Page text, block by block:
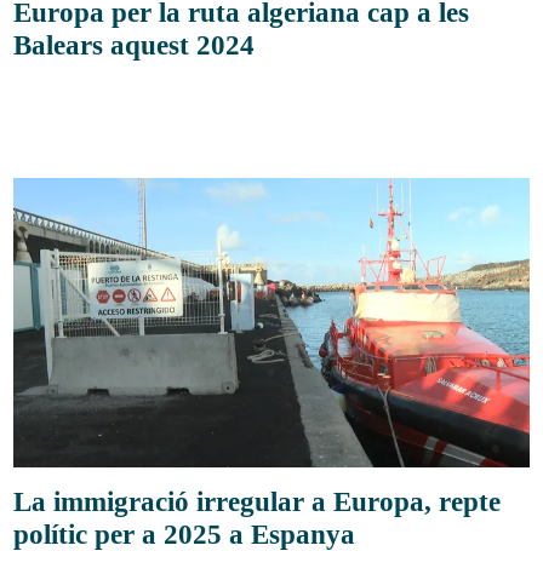
Europa per la ruta algeriana cap a les
Balears aquest 2024
La immigració irregular a Europa, repte
polític per a 2025 a Espanya